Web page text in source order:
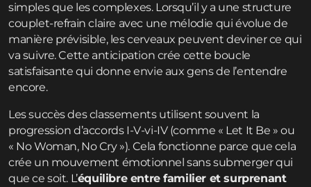
simples que les complexes. Lorsqu’il y a une structure
couplet-refrain claire avec une mélodie qui évolue de
manière prévisible, les cerveaux peuvent deviner ce qui
va suivre. Cette anticipation crée cette boucle
satisfaisante qui donne envie aux gens de l’entendre
encore.
Les succès des classements utilisent souvent la
progression d’accords I-V-vi-IV (comme « Let It Be » ou
« No Woman, No Cry »). Cela fonctionne parce que cela
crée un mouvement émotionnel sans submerger qui
que ce soit. L’équilibre entre familier et surprenant